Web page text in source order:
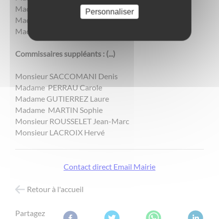
Madame LIAUD Evelyne
Madame NIOT Sylviane
Madame DUBOIS Magalie
Commissaires suppléants : (...)
​​​​​​​Monsieur SACCOMANI Denis
Madame PERRAU Carole
Madame GUTIERREZ Laure
Madame MARTIN Sophie
Monsieur ROUSSELET Jean-Marc
Monsieur LACROIX Hervé
Contact direct Email Mairie
Retour à l'accueil
Partagez
Personnaliser